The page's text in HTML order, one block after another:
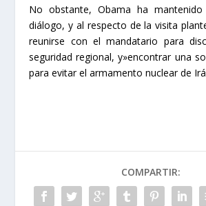
No obstante, Obama ha
diálogo, y al respecto de la visita
reunirse con el mandatario para
seguridad regional, y»encontrar una
para evitar el armamento nuclear de
COMPARTIR: